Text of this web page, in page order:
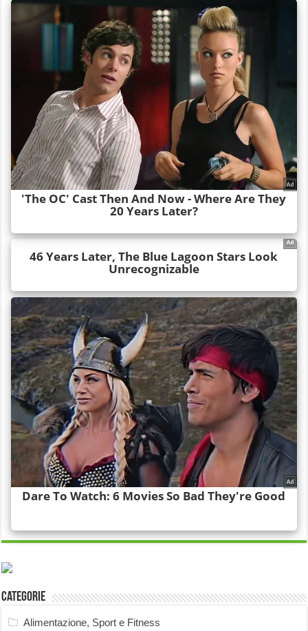
Categorie
Alimentazione, Sport e Fitness